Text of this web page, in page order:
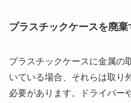
プラスチックケースを廃
プラスチックケースに金属の
いている場合、それらは取り
必要があります。ドライバー